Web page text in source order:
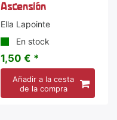
Ascensión
Ella Lapointe
En stock
1,50 € *
Añadir a la cesta
de la compra